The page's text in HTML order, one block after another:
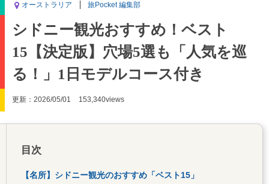
オーストラリア 旅Pocket 編集部
シドニー観光おすすめ！ベスト
15【決定版】穴場5選も「人気を巡
る！」1日モデルコース付き
更新：2026/05/01 153,340views
目次
【名所】シドニー観光のおすすめ「ベスト15」